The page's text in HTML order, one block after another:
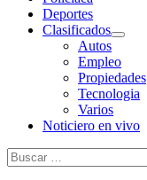
Deportes
Clasificados
Autos
Empleo
Propiedades
Tecnologia
Varios
Noticiero en vivo
Buscar: